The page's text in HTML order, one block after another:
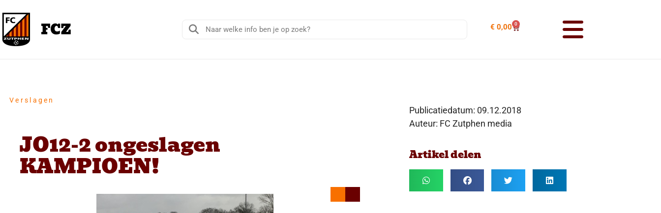
€ 0,00 0
Verslagen
JO12-2 ongeslagen
KAMPIOEN!
Publicatiedatum: 09.12.2018
Auteur: FC Zutphen media
Artikel delen